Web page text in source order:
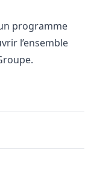
programme
l’ensemble